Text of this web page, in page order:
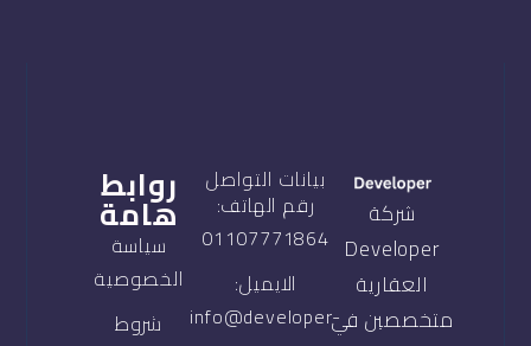
شركة
Developer
العقارية
متخصصين في
بيانات التواصل
رقم الهاتف:
01107771864
الايميل:
info@developer-
روابط
هامة
سياسة
الخصوصية
شروط